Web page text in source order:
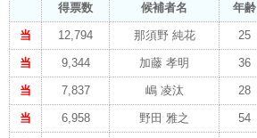
得票数 候補者名 年齢
当 12,794 那須野 純花 25
当 9,344 加藤 孝明 36
当 7,837 嶋 凌汰 28
当 6,958 野田 雅之 54